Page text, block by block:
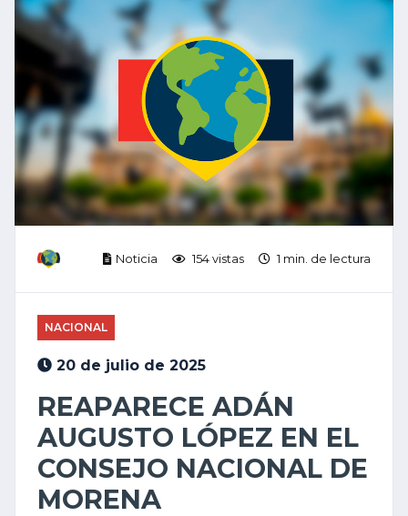
Noticia 154 vistas 1 min. de lectura
NACIONAL
20 de julio de 2025
REAPARECE ADÁN
AUGUSTO LÓPEZ EN EL
CONSEJO NACIONAL DE
MORENA